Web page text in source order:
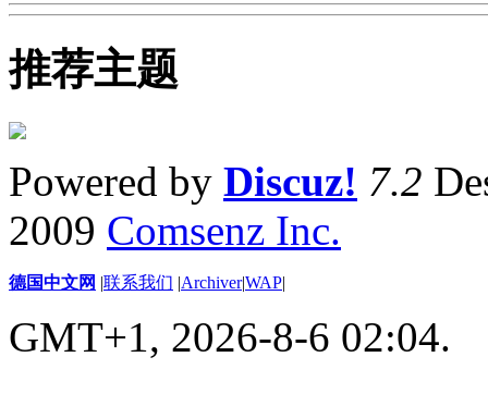
推荐主题
Powered by Discuz! 7.2
2009 Comsenz Inc.
德国中文网 |联系我们 |Archiver|WAP|
GMT+1, 2026-8-6 02:04.